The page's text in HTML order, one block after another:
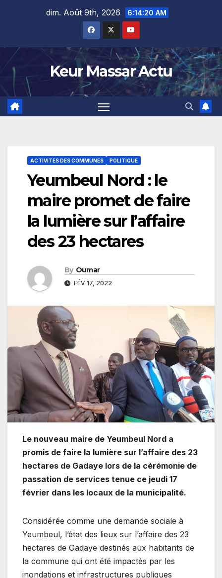
dim. Août 9th, 2026 6:14:20 AM
Keur Massar Actu
ACTIVITES DES COMMUNES POLITIQUE
Yeumbeul Nord : le
maire promet de faire
la lumière sur l’affaire
des 23 hectares
By Oumar
FÉV 17, 2022
Le nouveau maire de Yeumbeul Nord a
promis de faire la lumière sur l’affaire des 23
hectares de Gadaye lors de la cérémonie de
passation de services tenue ce jeudi 17
février dans les locaux de la municipalité.
Considérée comme une demande sociale à
Yeumbeul, l’état des lieux sur l’affaire des 23
hectares de Gadaye destinés aux habitants de
la commune qui ont été impactés par les
inondations et infrastructures publiques